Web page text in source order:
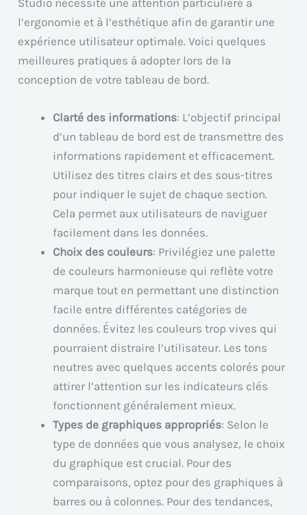
l’ergonomie et à l’esthétique afin de garantir une
expérience utilisateur optimale. Voici quelques
meilleures pratiques à adopter lors de la
conception de votre tableau de bord.
Clarté des informations: L’objectif principal
d’un tableau de bord est de transmettre des
informations rapidement et efficacement.
Utilisez des titres clairs et des sous-titres
pour indiquer le sujet de chaque section.
Cela permet aux utilisateurs de naviguer
facilement dans les données.
Choix des couleurs: Privilégiez une palette
de couleurs harmonieuse qui reflète votre
marque tout en permettant une distinction
facile entre différentes catégories de
données. Évitez les couleurs trop vives qui
pourraient distraire l’utilisateur. Les tons
neutres avec quelques accents colorés pour
attirer l’attention sur les indicateurs clés
fonctionnent généralement mieux.
Types de graphiques appropriés: Selon le
type de données que vous analysez, le choix
du graphique est crucial. Pour des
comparaisons, optez pour des graphiques à
barres ou à colonnes. Pour des tendances,